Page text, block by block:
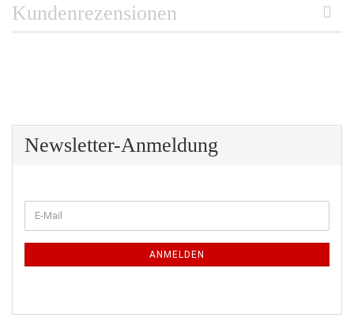
Kundenrezensionen
Newsletter-Anmeldung
ZUR
NEWSLETTER-
E-
Mail
ANMELDEN